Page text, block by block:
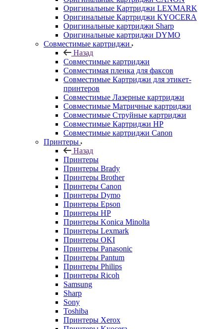
Оригинальные Картриджи LEXMARK
Оригинальные Картриджи KYOCERA
Оригинальные картриджи Sharp
Оригинальные картриджи DYMO
Совместимые картриджи
Назад
Совместимые картриджи
Совместимая пленка для факсов
Совместимые Картриджи для этикет-
принтеров
Совместимые Лазерные картриджи
Совместимые Матричные картриджи
Совместимые Струйные картриджи
Совместимые Картриджи HP
Совместимые картриджи Canon
Принтеры
Назад
Принтеры
Принтеры Brady
Принтеры Brother
Принтеры Canon
Принтеры Dymo
Принтеры Epson
Принтеры HP
Принтеры Konica Minolta
Принтеры Lexmark
Принтеры OKI
Принтеры Panasonic
Принтеры Pantum
Принтеры Philips
Принтеры Ricoh
Samsung
Sharp
Sony
Toshiba
Принтеры Xerox